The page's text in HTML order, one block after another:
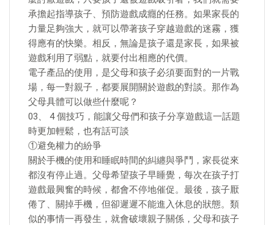
承擔起指導孩子、預防遊戲成癮的任務。如果家長的
力量足夠強大，就可以帶著孩子穿越遊戲的迷霧，獲
得應有的快樂。相反，無論是孩子還是家長，如果被
遊戲利用了弱點，就要付出相應的代價。
電子產品的使用，是父母和孩子必須要面對的一片戰
場，每一對親子，都要展開關於遊戲的對談。那作為
父母具體可以做些什麼呢？
03、 4 個技巧，能讓父母們和孩子分享遊戲這一話題
時更加輕鬆，也有話可談
①避免權力的紛爭
關於手機的使用和睡眠時間的糾纏與爭鬥，家長從來
都沒有停止過。父母希望孩子早睡覺，每次在孩子打
遊戲最興奮的時候，都會不停地催促。最後，孩子厭
倦了、關掉手機，但卻遲遲不能進入休息的狀態。類
似的事情一再發生，就會破壞親子關係，父母和孩子